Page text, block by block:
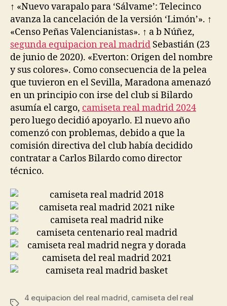
↑ «Nuevo varapalo para ‘Sálvame’: Telecinco
avanza la cancelación de la versión ‘Limón’». ↑
«Censo Peñas Valencianistas». ↑ a b Núñez,
segunda equipacion real madrid Sebastián (23
de junio de 2020). «Everton: Origen del nombre
y sus colores». Como consecuencia de la pelea
que tuvieron en el Sevilla, Maradona amenazó
en un principio con irse del club si Bilardo
asumía el cargo, camiseta real madrid 2024
pero luego decidió apoyarlo. El nuevo año
comenzó con problemas, debido a que la
comisión directiva del club había decidido
contratar a Carlos Bilardo como director
técnico.
Etiquetas
4 equipacion del real madrid, camiseta del real